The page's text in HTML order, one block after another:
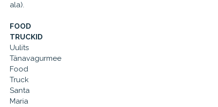
ala).
FOOD
TRUCKID
Uulits
Tänavagurmee
Food
Truck
Santa
Maria